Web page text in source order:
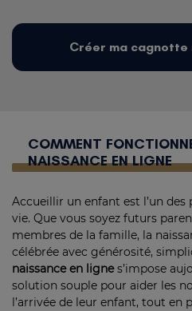
Créer ma cagnotte
COMMENT
NAISSANCE EN LIGNE
Accueillir un enfant est l’un
vie. Que vous soyez futurs
membres de la famille, la
célébrée avec générosité,
naissance en lignes’impose
solution souple pour aider les
l’arrivée de leur enfant, tout en